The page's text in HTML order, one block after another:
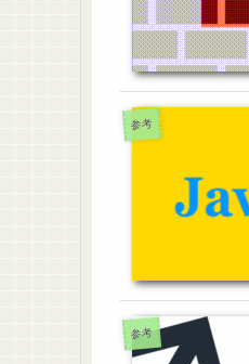
参考
参考